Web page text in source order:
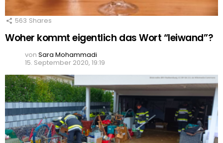
563 Shares
Woher kommt eigentlich das Wort “leiwand”?
von Sara Mohammadi
15. September 2020, 19:19